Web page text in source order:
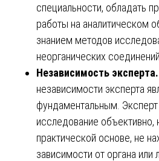
специальности, обладать
работы на аналитическом
знанием методов
неорганических соединений.
Независимость эксперта.
независимости эксперта
фундаментальным.
исследование объективно,
практической основе, не
зависимости от органа или